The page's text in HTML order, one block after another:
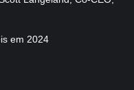
em 2024